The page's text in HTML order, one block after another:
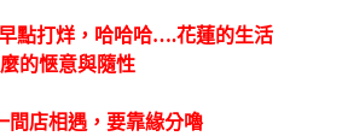
點打烊，哈哈哈….花蓮的生活
的愜意與隨性
間店相遇，要靠緣分嚕